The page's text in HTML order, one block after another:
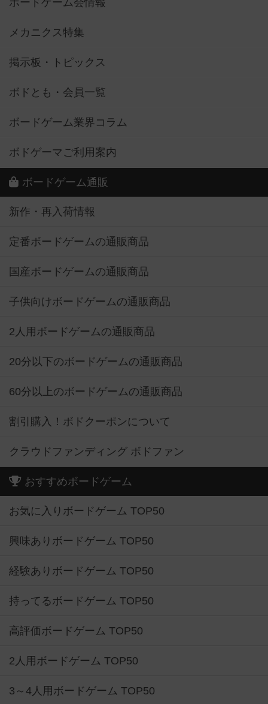
メカニクス特集
掲示板・トピックス
ボドとも・会員一覧
ボードゲーム業界コラム
ボドゲーマご利用案内
ボードゲーム通販
新作・再入荷情報
定番ボードゲームの通販商品
国産ボードゲームの通販商品
子供向けボードゲームの通販商品
2人用ボードゲームの通販商品
20分以下のボードゲームの通販商品
60分以上のボードゲームの通販商品
割引購入！ボドクーポンについて
クラウドファンディング ボドファン
おすすめボードゲーム
お気に入りボードゲーム TOP50
興味ありボードゲーム TOP50
経験ありボードゲーム TOP50
持ってるボードゲーム TOP50
高評価ボードゲーム TOP50
2人用ボードゲーム TOP50
3～4人用ボードゲーム TOP50